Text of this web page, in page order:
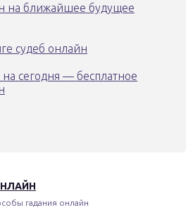
на ближайшее будущее
судеб онлайн
сегодня — бесплатное
гадания онлайн